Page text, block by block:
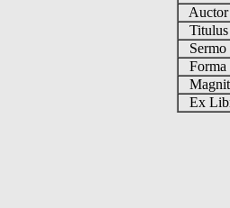
Auctor
Titulus
Sermo
Forma
Ex